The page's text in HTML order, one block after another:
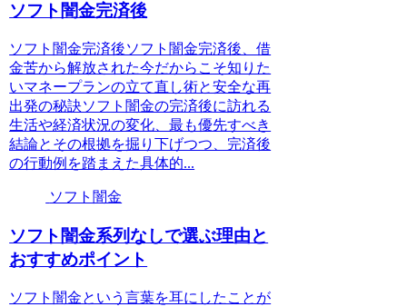
ソフト闇金完済後
ソフト闇金完済後ソフト闇金完済後、借
金苦から解放された今だからこそ知りた
いマネープランの立て直し術と安全な再
出発の秘訣ソフト闇金の完済後に訪れる
生活や経済状況の変化、最も優先すべき
結論とその根拠を掘り下げつつ、完済後
の行動例を踏まえた具体的...
ソフト闇金
ソフト闇金系列なしで選ぶ理由と
おすすめポイント
ソフト闇金という言葉を耳にしたことが